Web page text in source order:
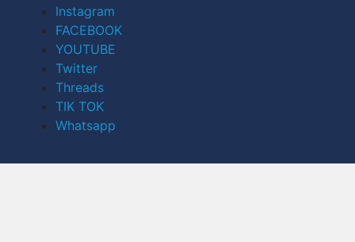
Instagram
FACEBOOK
YOUTUBE
Twitter
Threads
TIK TOK
Whatsapp